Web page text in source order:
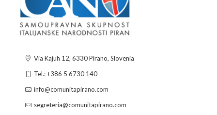
Via Kajuh 12, 6330 Pirano, Slovenia
Tel.: +386 5 6730 140
info@comunitapirano.com
segreteria@comunitapirano.com